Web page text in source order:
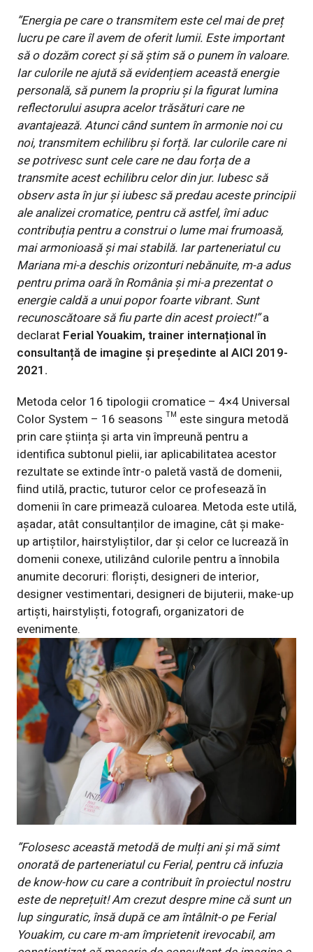
”Energia pe care o transmitem este cel mai de preț
lucru pe care îl avem de oferit lumii. Este important
să o dozăm corect și să știm să o punem în valoare.
Iar culorile ne ajută să evidențiem această energie
personală, să punem la propriu și la figurat lumina
reflectorului asupra acelor trăsături care ne
avantajează. Atunci când suntem în armonie noi cu
noi, transmitem echilibru și forță. Iar culorile care ni
se potrivesc sunt cele care ne dau forța de a
transmite acest echilibru celor din jur. Iubesc să
observ asta în jur și iubesc să predau aceste principii
ale analizei cromatice, pentru că astfel, îmi aduc
contribuția pentru a construi o lume mai frumoasă,
mai armonioasă și mai stabilă. Iar parteneriatul cu
Mariana mi-a deschis orizonturi nebănuite, m-a adus
pentru prima oară în România și mi-a prezentat o
energie caldă a unui popor foarte vibrant. Sunt
recunoscătoare să fiu parte din acest proiect!”a
declarat Ferial Youakim, trainer internațional în
consultanță de imagine și președinte al AICI 2019-
2021.
Metoda celor 16 tipologii cromatice – 4×4 Universal
Color System – 16 seasons ™️ este singura metodă
prin care știința și arta vin împreună pentru a
identifica subtonul pielii, iar aplicabilitatea acestor
rezultate se extinde într-o paletă vastă de domenii,
fiind utilă, practic, tuturor celor ce profesează în
domenii în care primează culoarea. Metoda este utilă,
așadar, atât consultanților de imagine, cât și make-
up artiștilor, hairstyliștilor, dar și celor ce lucrează în
domenii conexe, utilizând culorile pentru a înnobila
anumite decoruri: floriști, designeri de interior,
designer vestimentari, designeri de bijuterii, make-up
artiști, hairstyliști, fotografi, organizatori de
evenimente.
”Folosesc această metodă de mulți ani și mă simt
onorată de parteneriatul cu Ferial, pentru că infuzia
de know-how cu care a contribuit în proiectul nostru
este de neprețuit! Am crezut despre mine că sunt un
lup singuratic, însă după ce am întâlnit-o pe Ferial
Youakim, cu care m-am împrietenit irevocabil, am